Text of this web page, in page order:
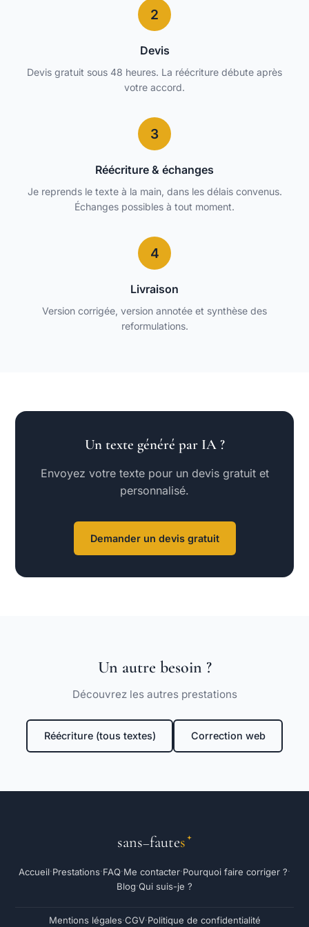
2
Devis
Devis gratuit sous 48 heures. La réécriture débute après
votre accord.
3
Réécriture & échanges
Je reprends le texte à la main, dans les délais convenus.
Échanges possibles à tout moment.
4
Livraison
Version corrigée, version annotée et synthèse des
reformulations.
Un texte généré par IA ?
Envoyez votre texte pour un devis gratuit et
personnalisé.
Demander un devis gratuit
Un autre besoin ?
Découvrez les autres prestations
Réécriture (tous textes) Correction web
sans–fautes
Accueil·Prestations·FAQ·Me contacter·Pourquoi faire corriger ?·
Blog·Qui suis-je ?
Mentions légales·CGV·Politique de confidentialité